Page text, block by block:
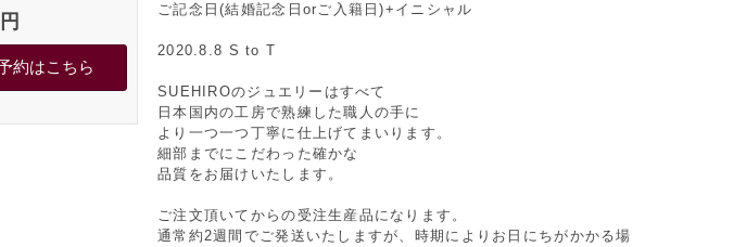
円
ご記念日(結婚記念日orご入籍日)+イニシャル
2020.8.8 S to T
SUEHIROのジュエリーはすべて
日本国内の工房で熟練した職人の手に
より一つ一つ丁寧に仕上げてまいります。
細部までにこだわった確かな
品質をお届けいたします。
ご注文頂いてからの受注生産品になります。
通常約2週間でご発送いたしますが、時期によりお日にちがかかる場